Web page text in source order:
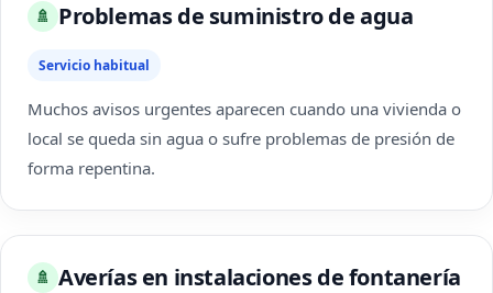
🚿 Problemas de suministro de agua
Servicio habitual
Muchos avisos urgentes aparecen cuando una vivienda o
local se queda sin agua o sufre problemas de presión de
forma repentina.
🚿 Averías en instalaciones de fontanería